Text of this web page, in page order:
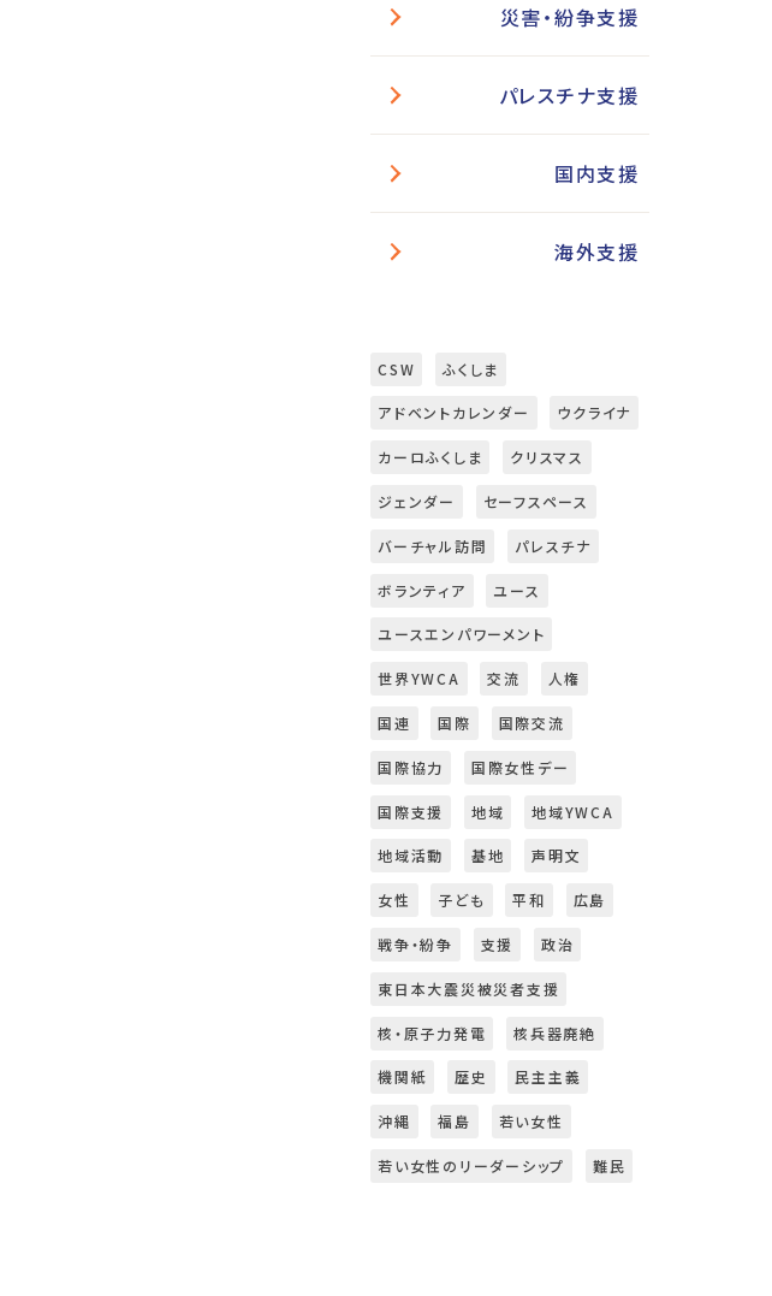
災害・紛争支援
パレスチナ支援
国内支援
海外支援
CSW ふくしま
アドベントカレンダー ウクライナ
カーロふくしま クリスマス
ジェンダー セーフスペース
バーチャル訪問 パレスチナ
ボランティア ユース
ユースエンパワーメント
世界YWCA 交流 人権
国連 国際 国際交流
国際協力 国際女性デー
国際支援 地域 地域YWCA
地域活動 基地 声明文
女性 子ども 平和 広島
戦争・紛争 支援 政治
東日本大震災被災者支援
核・原子力発電 核兵器廃絶
機関紙 歴史 民主主義
沖縄 福島 若い女性
若い女性のリーダーシップ 難民